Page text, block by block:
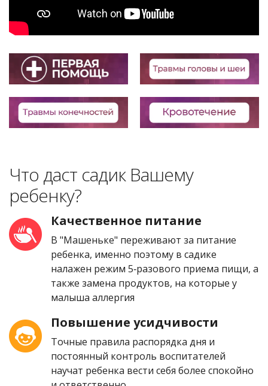
Что даст садик Вашему
ребенку?
Качественное питание
В "Машеньке" переживают за питание
ребенка, именно поэтому в садике
налажен режим 5‑разового приема пищи, а
также замена продуктов, на которые у
малыша аллергия
Повышение усидчивости
Точные правила распорядка дня и
постоянный контроль воспитателей
научат ребенка вести себя более спокойно